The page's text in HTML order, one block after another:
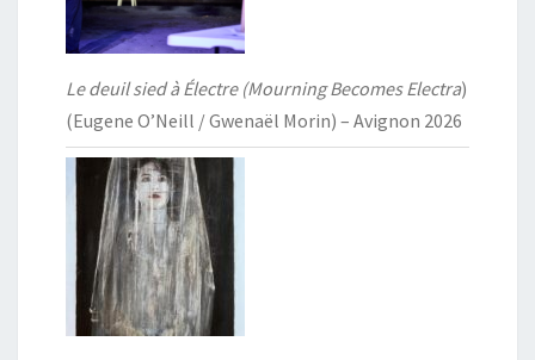
Le deuil sied à Électre (Mourning Becomes Electra)
(Eugene O’Neill / Gwenaël Morin) – Avignon 2026